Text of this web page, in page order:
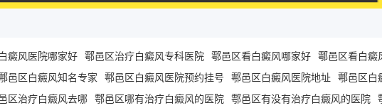
癜风医院哪家好 鄠邑区治疗白癜风专科医院 鄠邑区看白癜风哪家好 鄠邑区看白癜
邑区白癜风知名专家 鄠邑区白癜风医院预约挂号 鄠邑区白癜风医院地址 鄠邑区白
区治疗白癜风去哪 鄠邑区哪有治疗白癜风的医院 鄠邑区有没有治疗白癜风的医院